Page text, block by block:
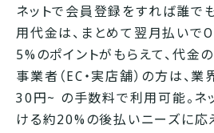
ネットで会員登録をすれば誰で
用代金は、まとめて翌月払いで
5%のポイントがもらえて、代金
事業者（EC・実店舗）の方は、
30円~ の手数料で利用可能。ネ
ける約20%の後払いニーズに応